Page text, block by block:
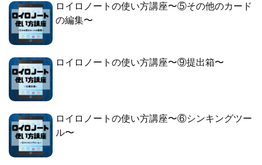
ロイロノートの使い方講座〜⑤その他のカード
の編集〜
ロイロノートの使い方講座〜⑨提出箱〜
ロイロノートの使い方講座〜⑥シンキングツー
ル〜